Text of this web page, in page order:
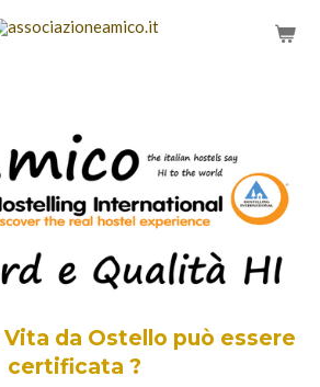
da Ostello può essere
certificata ?